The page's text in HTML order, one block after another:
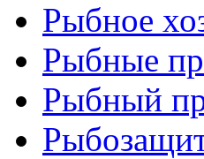
Рыбное
Рыбные
Рыбный